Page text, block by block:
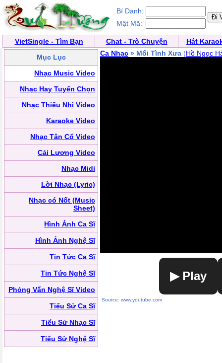
Bí Danh:
Mật Mã:
VietSingle - Tìm Bạn Chat - Trò Chuyện
Hát
Mục Lục
Nhạc Music Video
Nhạc Hay Tuyển Chọn
Nhạc Thiếu Nhi Video
Karaoke Video
Nhạc Tân Cổ Video
Cải Lương Video
Nhạc Midi
Lời Nhạc (Lyric)
Nhạc có Nốt (Music
Sheet)
Hình Ảnh Ca Sĩ
Hình Ảnh Nghệ Sĩ
Tin Tức Ca Sĩ
Tin Tức Nghệ Sĩ
Phỏng Vấn Nghệ Sĩ Video
Tiểu Sử Ca Sĩ
Tiểu Sử Nhạc Sĩ
Tiểu Sử Nghệ Sĩ
Ca Nhạc » Mối Tình Xưa (Hồ Ngọc
▶ Play
Source: www.youtube.com